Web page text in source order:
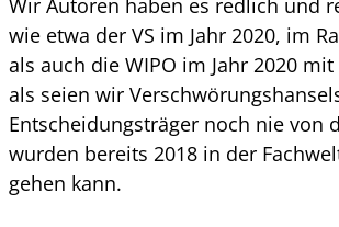
Wir Autoren haben es redlich und
wie etwa der VS im Jahr 2020, im
als auch die WIPO im Jahr 2020
als seien wir
Entscheidungsträger noch nie von
wurden bereits 2018 in der
gehen kann.